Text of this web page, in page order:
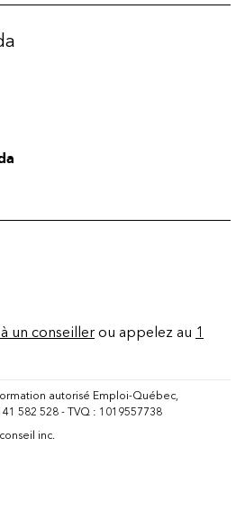
un conseiller ou appelez au 1
autorisé Emploi-Québec,
582 528 - TVQ : 1019557738
inc.